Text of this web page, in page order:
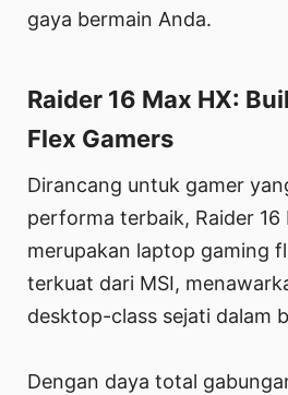
gaya bermain Anda.
Raider 16 Max HX:
Flex Gamers
Dirancang untuk gamer
performa terbaik, Raider 16
merupakan laptop gaming
terkuat dari MSI,
desktop-class sejati dalam
Dengan daya total